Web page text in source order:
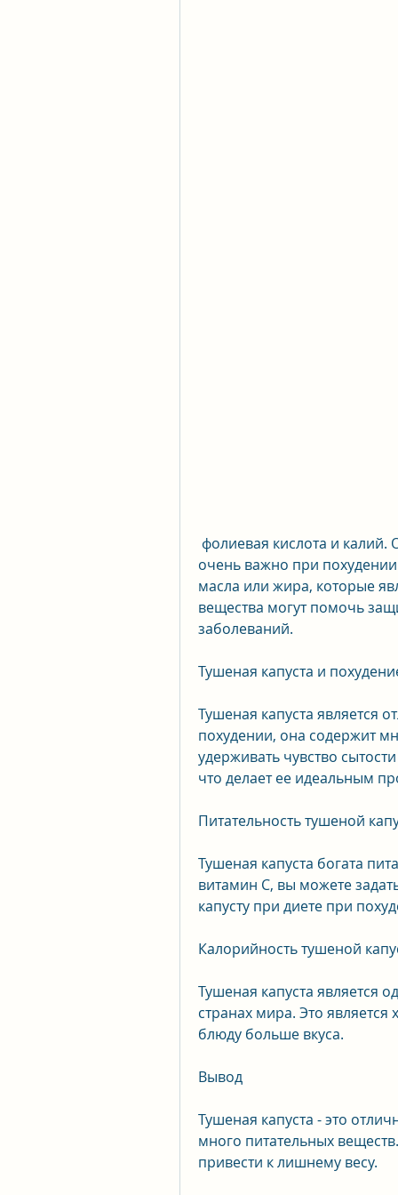
очень важно при
масла или жира, которые
вещества могут помочь
заболеваний.
Тушеная капуста и
Тушеная капуста является
похудении, она содержит
удерживать чувство
что делает ее идеальным
Питательность тушеной
Тушеная капуста богата
витамин С, вы можете
капусту при диете при
Калорийность тушеной
Тушеная капуста является
странах мира. Это
блюду больше вкуса.
Вывод
Тушеная капуста - это
много питательных
привести к лишнему весу.